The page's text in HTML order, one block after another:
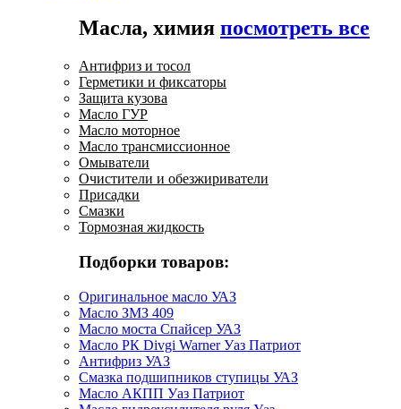
Масла, химия посмотреть все
Антифриз и тосол
Герметики и фиксаторы
Защита кузова
Масло ГУР
Масло моторное
Масло трансмиссионное
Омыватели
Очистители и обезжириватели
Присадки
Смазки
Тормозная жидкость
Подборки товаров:
Оригинальное масло УАЗ
Масло ЗМЗ 409
Масло моста Спайсер УАЗ
Масло РК Divgi Warner Уаз Патриот
Антифриз УАЗ
Смазка подшипников ступицы УАЗ
Масло АКПП Уаз Патриот